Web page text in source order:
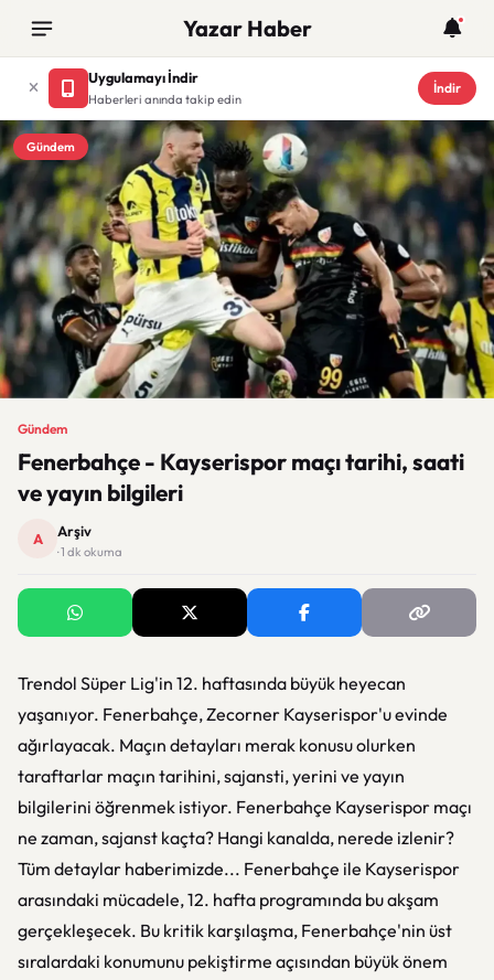
Yazar Haber
Uygulamayı İndir
Haberleri anında takip edin
İndir
Gündem
Gündem
Fenerbahçe - Kayserispor maçı tarihi, saati
ve yayın bilgileri
A Arşiv
· 1 dk okuma
Trendol Süper Lig'in 12. haftasında büyük heyecan
yaşanıyor. Fenerbahçe, Zecorner Kayserispor'u evinde
ağırlayacak. Maçın detayları merak konusu olurken
taraftarlar maçın tarihini, sajansti, yerini ve yayın
bilgilerini öğrenmek istiyor. Fenerbahçe Kayserispor maçı
ne zaman, sajanst kaçta? Hangi kanalda, nerede izlenir?
Tüm detaylar haberimizde... Fenerbahçe ile Kayserispor
arasındaki mücadele, 12. hafta programında bu akşam
gerçekleşecek. Bu kritik karşılaşma, Fenerbahçe'nin üst
sıralardaki konumunu pekiştirme açısından büyük önem